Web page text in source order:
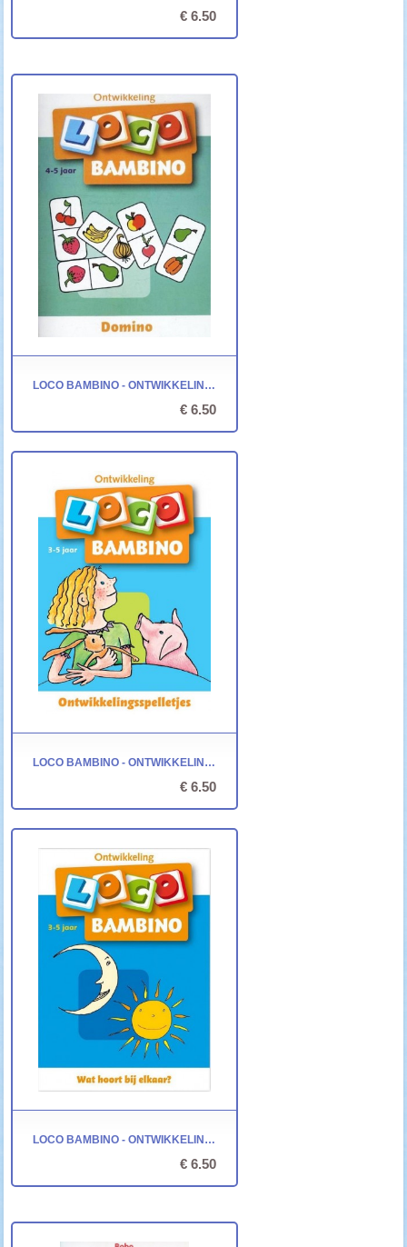
€ 6.50
LOCO BAMBINO - ONTWIKKELING: DOMINO
€ 6.50
LOCO BAMBINO - ONTWIKKELING: ONTWIKKELINGSSPELLETJES
€ 6.50
LOCO BAMBINO - ONTWIKKELING: WAT HOORT BIJ ELKAAR?
€ 6.50